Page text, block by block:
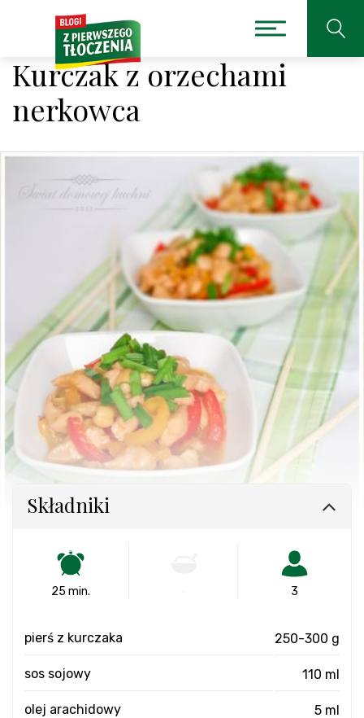
Kurczak z orzechami
nerkowca
Składniki
25 min. 3
pierś z kurczaka 250-300 g
sos sojowy 110 ml
olej arachidowy 5 ml